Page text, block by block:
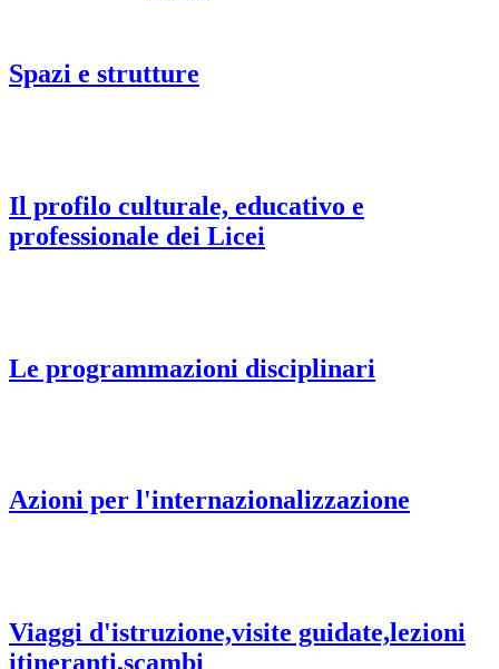
Spazi e strutture
Il profilo culturale, educativo e
professionale dei Licei
Le programmazioni disciplinari
Azioni per l'internazionalizzazione
Viaggi d'istruzione,visite guidate,lezioni
itineranti,scambi